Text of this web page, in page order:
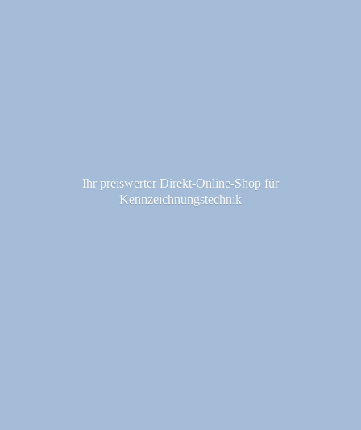
Ihr preiswerter Direkt-Online-Shop für
Kennzeichnungstechnik